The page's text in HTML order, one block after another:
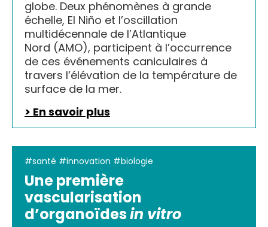
globe. Deux phénomènes à grande
échelle, El Niño et l’oscillation
multidécennale de l’Atlantique
Nord (AMO), participent à l’occurrence
de ces événements caniculaires à
travers l’élévation de la température de
surface de la mer.
> En savoir plus
#santé #innovation #biologie
Une première
vascularisation
d’organoïdesin vitro